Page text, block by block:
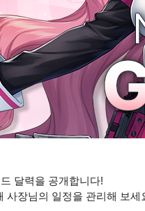
달력을 공개합니다!
사장님의 일정을 관리해 보세